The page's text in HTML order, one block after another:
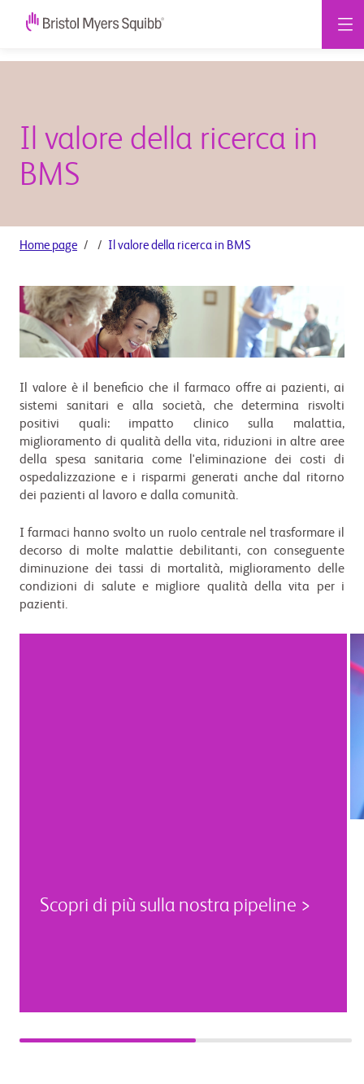
Il valore della ricerca in
BMS
Home page Il valore della ricerca in BMS
Il valore è il beneficio che il farmaco offre ai pazienti, ai
sistemi sanitari e alla società, che determina risvolti
positivi quali: impatto clinico sulla malattia,
miglioramento di qualità della vita, riduzioni in altre aree
della spesa sanitaria come l'eliminazione dei costi di
ospedalizzazione e i risparmi generati anche dal ritorno
dei pazienti al lavoro e dalla comunità.
I farmaci hanno svolto un ruolo centrale nel trasformare il
decorso di molte malattie debilitanti, con conseguente
diminuzione dei tassi di mortalità, miglioramento delle
condizioni di salute e migliore qualità della vita per i
pazienti.
Scopri di più sulla nostra pipeline >